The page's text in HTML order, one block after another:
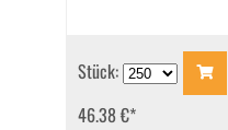
Stück:
46.38 €*